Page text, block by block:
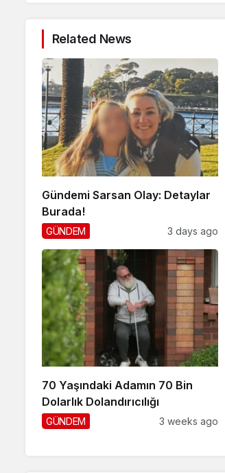
Related News
Gündemi Sarsan Olay: Detaylar
Burada!
GÜNDEM 3 days ago
70 Yaşındaki Adamın 70 Bin
Dolarlık Dolandırıcılığı
GÜNDEM 3 weeks ago